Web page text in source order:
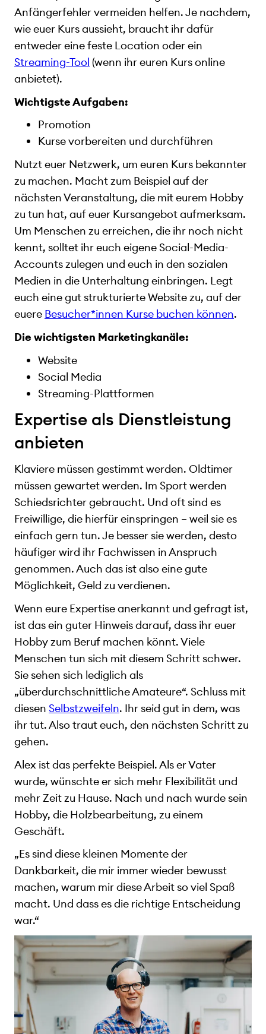
Anfängerfehler vermeiden helfen. Je nachdem,
wie euer Kurs aussieht, braucht ihr dafür
entweder eine feste Location oder ein
Streaming-Tool (wenn ihr euren Kurs online
anbietet).
Wichtigste Aufgaben:
Promotion
Kurse vorbereiten und durchführen
Nutzt euer Netzwerk, um euren Kurs bekannter
zu machen. Macht zum Beispiel auf der
nächsten Veranstaltung, die mit eurem Hobby
zu tun hat, auf euer Kursangebot aufmerksam.
Um Menschen zu erreichen, die ihr noch nicht
kennt, solltet ihr euch eigene Social-Media-
Accounts zulegen und euch in den sozialen
Medien in die Unterhaltung einbringen. Legt
euch eine gut strukturierte Website zu, auf der
euere Besucher*innen Kurse buchen können.
Die wichtigsten Marketingkanäle:
Website
Social Media
Streaming-Plattformen
Expertise als Dienstleistung
anbieten
Klaviere müssen gestimmt werden. Oldtimer
müssen gewartet werden. Im Sport werden
Schiedsrichter gebraucht. Und oft sind es
Freiwillige, die hierfür einspringen – weil sie es
einfach gern tun. Je besser sie werden, desto
häufiger wird ihr Fachwissen in Anspruch
genommen. Auch das ist also eine gute
Möglichkeit, Geld zu verdienen.
Wenn eure Expertise anerkannt und gefragt ist,
ist das ein guter Hinweis darauf, dass ihr euer
Hobby zum Beruf machen könnt. Viele
Menschen tun sich mit diesem Schritt schwer.
Sie sehen sich lediglich als
„überdurchschnittliche Amateure“. Schluss mit
diesen Selbstzweifeln. Ihr seid gut in dem, was
ihr tut. Also traut euch, den nächsten Schritt zu
gehen.
Alex ist das perfekte Beispiel. Als er Vater
wurde, wünschte er sich mehr Flexibilität und
mehr Zeit zu Hause. Nach und nach wurde sein
Hobby, die Holzbearbeitung, zu einem
Geschäft.
„Es sind diese kleinen Momente der
Dankbarkeit, die mir immer wieder bewusst
machen, warum mir diese Arbeit so viel Spaß
macht. Und dass es die richtige Entscheidung
war.“